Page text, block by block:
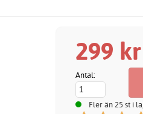
299 kr
Antal:
Fler än 25 st i